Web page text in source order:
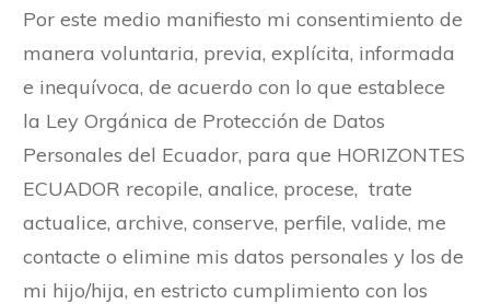
Por este medio manifiesto mi consentimiento de
manera voluntaria, previa, explícita, informada
e inequívoca, de acuerdo con lo que establece
la Ley Orgánica de Protección de Datos
Personales del Ecuador, para que HORIZONTES
ECUADOR recopile, analice, procese, trate
actualice, archive, conserve, perfile, valide, me
contacte o elimine mis datos personales y los de
mi hijo/hija, en estricto cumplimiento con los